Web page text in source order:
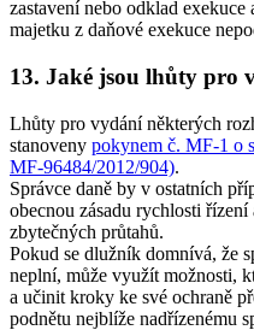
zastavení nebo odklad
majetku z daňové exekuce
13. Jaké jsou lhůty pro
Lhůty pro vydání některých
stanoveny pokynem č. MF-1 o
MF-96484/2012/904).
Správce daně by v ostatních
obecnou zásadu rychlosti
zbytečných průtahů.
Pokud se dlužník domnívá, že
neplní, může využít možnosti,
a učinit kroky ke své ochraně
podnětu nejblíže nadřízenému